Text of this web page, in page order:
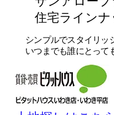
住宅ライン
シンプルでスタイリッ
いつまでも誰にとって